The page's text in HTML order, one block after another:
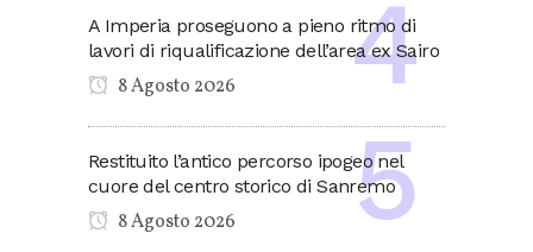
A Imperia proseguono a pieno ritmo di
lavori di riqualificazione dell’area ex Sairo
8 Agosto 2026
Restituito l’antico percorso ipogeo nel
cuore del centro storico di Sanremo
8 Agosto 2026